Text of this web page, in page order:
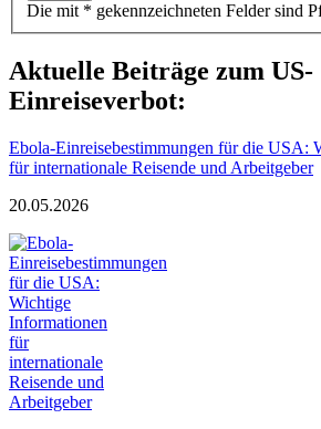
Die mit * gekennzeichneten Felder sind
Aktuelle Beiträge zum US-
Einreiseverbot:
Ebola-Einreisebestimmungen für die USA:
für internationale Reisende und Arbeitgeber
20.05.2026